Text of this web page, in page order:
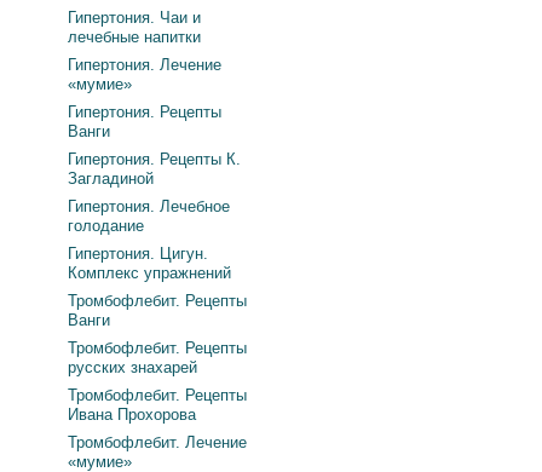
Гипертония. Чаи и
лечебные напитки
Гипертония. Лечение
«мумие»
Гипертония. Рецепты
Ванги
Гипертония. Рецепты К.
Загладиной
Гипертония. Лечебное
голодание
Гипертония. Цигун.
Комплекс упражнений
Тромбофлебит. Рецепты
Ванги
Тромбофлебит. Рецепты
русских знахарей
Тромбофлебит. Рецепты
Ивана Прохорова
Тромбофлебит. Лечение
«мумие»